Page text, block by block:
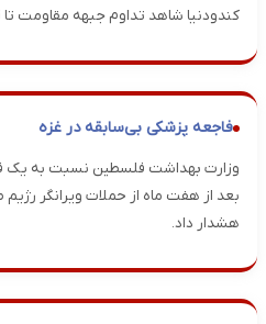
کندودنیا شاهد تداوم جبهه مقاومت
فاجعه پزشکی بی‌سابقه در غزه
وزارت بهداشت فلسطین نسبت به یک
بعد از هفت ماه از حملات ویرانگر
هشدار داد.